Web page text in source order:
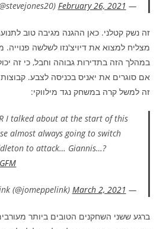
— Steve Jones Jr. (@stevejones20)
February 26, 2021
זה נשק קטלני. כאן ההגנה מגיבה טוב
מצליח למצוא את דיויצ'נזו לשלשה
במהלך הזה בתדירות גבוהה וחבל, כי זה
אם סוגרים את יאניס בכניסה לצבע.
זה למשל קרה במשחק נגד מילווקי:
I talked about at the start of this
almost always going to switch
to attack… Giannis…?
— Josiah Meppelink (@jomeppelink)
March 2, 2021
ברגע ששני השחקנים הטובים ביותר